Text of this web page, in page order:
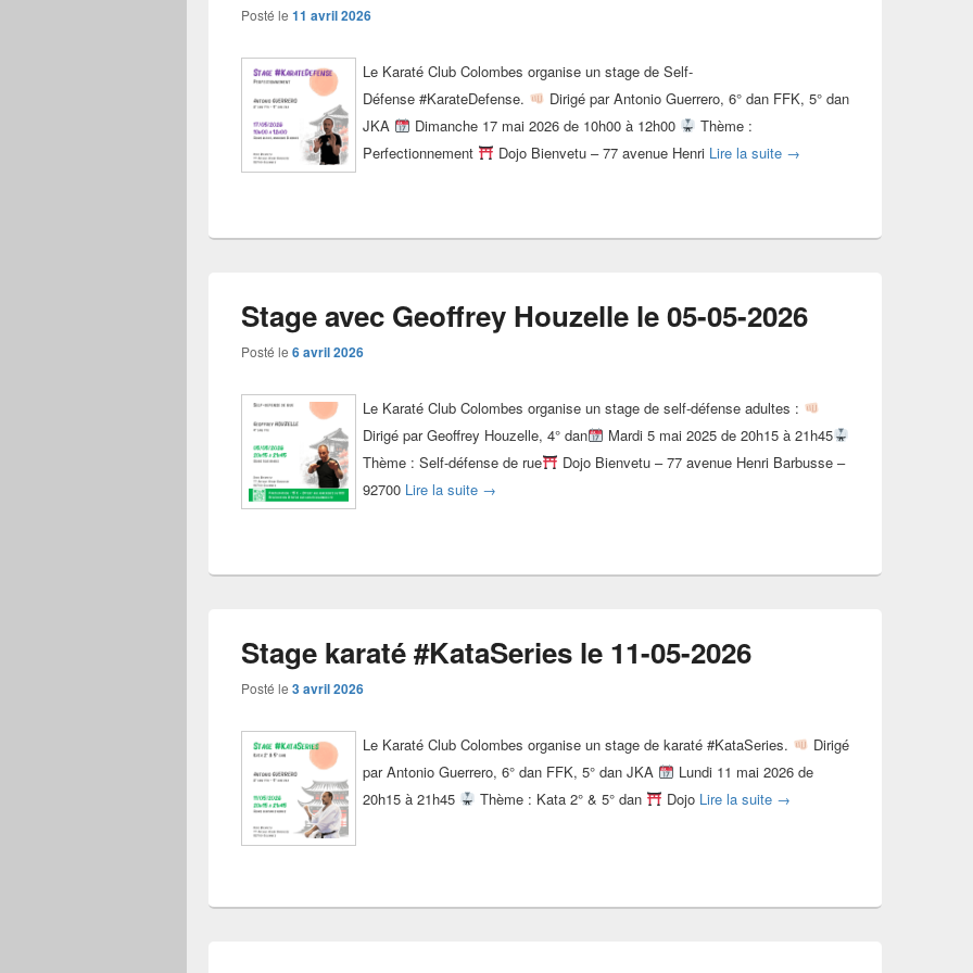
Posté le 11 avril 2026
Le Karaté Club Colombes organise un stage de Self-
Défense #KarateDefense.
Dirigé par Antonio Guerrero, 6° dan FFK, 5° dan
JKA
Dimanche 17 mai 2026 de 10h00 à 12h00
Thème :
Perfectionnement
Dojo Bienvetu – 77 avenue Henri Lire la suite Stage karaté #KarateDefense
→
Stage avec Geoffrey Houzelle le 05-05-2026
Posté le 6 avril 2026
Le Karaté Club Colombes organise un stage de self-défense adultes :
Dirigé par Geoffrey Houzelle, 4° dan
Mardi 5 mai 2025 de 20h15 à 21h45
Thème : Self-défense de rue
Dojo Bienvetu – 77 avenue Henri Barbusse –
92700 Lire la suite Stage avec Geoffrey Houzelle le 05-05-2026
→
Stage karaté #KataSeries le 11-05-2026
Posté le 3 avril 2026
Le Karaté Club Colombes organise un stage de karaté #KataSeries.
Dirigé
par Antonio Guerrero, 6° dan FFK, 5° dan JKA
Lundi 11 mai 2026 de
20h15 à 21h45
Thème : Kata 2° & 5° dan Dojo Lire la suite Stage karaté #KataSeries le 11-
→